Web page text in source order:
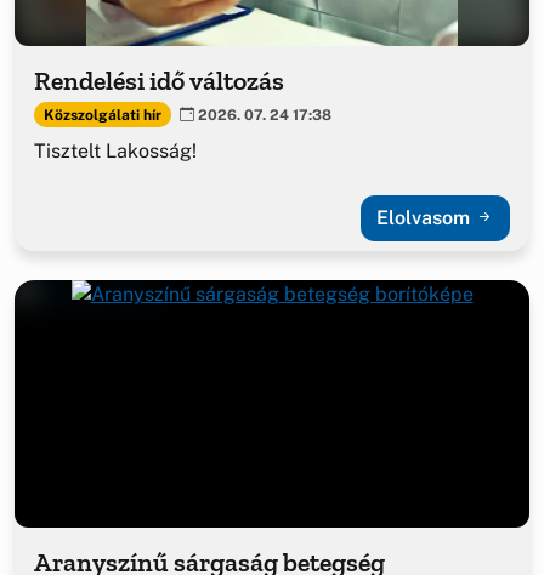
Rendelési idő változás
Közszolgálati hír 2026. 07. 24 17:38
Tisztelt Lakosság!
Elolvasom
Aranyszínű sárgaság betegség